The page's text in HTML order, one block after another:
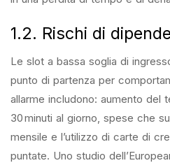
1.2. Rischi di
Le slot a bassa soglia di
punto di partenza per
allarme includono: aumento del
30 minuti al giorno, spese che
mensile e l’utilizzo di carte di
puntate. Uno studio